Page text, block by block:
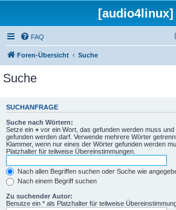
[audio4linux]
FAQ
Foren-Übersicht Suche
Suche
SUCHANFRAGE
Suche nach Wörtern:
Setze ein + vor ein Wort, das gefunden werden muss und
gefunden werden darf. Verwende mehrere Wörter
Klammer, wenn nur eines der Wörter gefunden werden
Platzhalter für teilweise Übereinstimmungen.
Nach allen Begriffen suchen oder Suche wie
Nach einem Begriff suchen
Zu suchender Autor:
Benutze ein * als Platzhalter für teilweise